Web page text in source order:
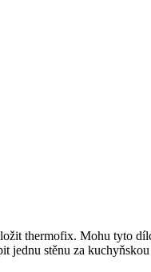
thermofix. Mohu tyto
jednu stěnu za